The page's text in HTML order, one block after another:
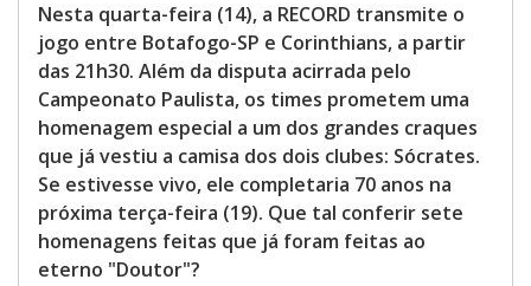
Nesta quarta-feira (14), a RECORD transmite o
jogo entre Botafogo-SP e Corinthians, a partir
das 21h30. Além da disputa acirrada pelo
Campeonato Paulista, os times prometem uma
homenagem especial a um dos grandes craques
que já vestiu a camisa dos dois clubes: Sócrates.
Se estivesse vivo, ele completaria 70 anos na
próxima terça-feira (19). Que tal conferir sete
homenagens feitas que já foram feitas ao
eterno "Doutor"?